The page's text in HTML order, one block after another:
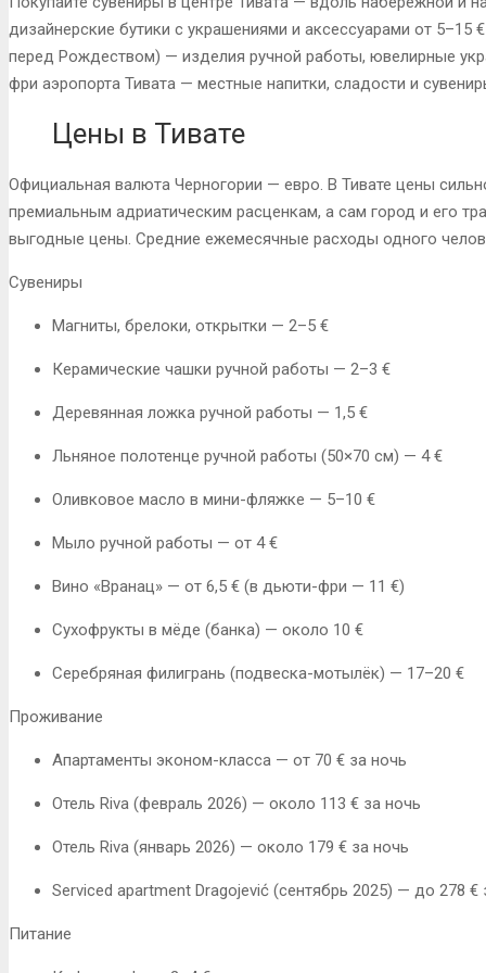
дизайнерские бутики с украшениями и аксессуарами от 5–15
перед Рождеством) — изделия ручной работы, ювелирные
фри аэропорта Тивата — местные напитки, сладости и
Цены в Тивате
Официальная валюта Черногории — евро. В Тивате цены
премиальным адриатическим расценкам, а сам город и его
выгодные цены. Средние ежемесячные расходы одного
Сувениры
Магниты, брелоки, открытки — 2–5 €
Керамические чашки ручной работы — 2–3 €
Деревянная ложка ручной работы — 1,5 €
Льняное полотенце ручной работы (50×70 см) — 4 €
Оливковое масло в мини-фляжке — 5–10 €
Мыло ручной работы — от 4 €
Вино «Вранац» — от 6,5 € (в дьюти-фри — 11 €)
Сухофрукты в мёде (банка) — около 10 €
Серебряная филигрань (подвеска-мотылёк) — 17–20 €
Проживание
Апартаменты эконом-класса — от 70 € за ночь
Отель Riva (февраль 2026) — около 113 € за ночь
Отель Riva (январь 2026) — около 179 € за ночь
Serviced apartment Dragojević (сентябрь 2025) — до 278 €
Питание